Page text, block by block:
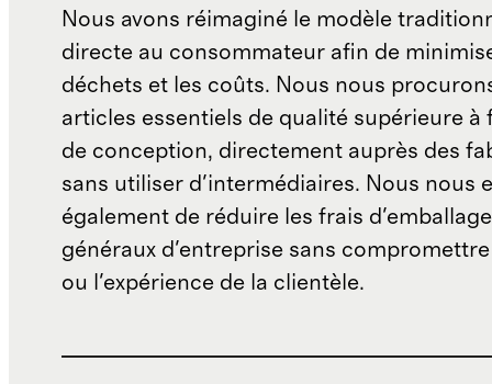
Nous avons réimaginé le modèle
directe au consommateur afin de
déchets et les coûts. Nous nous
articles essentiels de qualité supérieure à
de conception, directement auprès des
sans utiliser d'intermédiaires. Nous nous
également de réduire les frais
généraux d'entreprise sans
ou l'expérience de la clientèle.